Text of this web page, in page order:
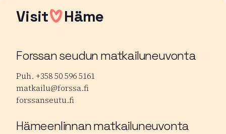
Visit Häme
Forssan seudun matkailuneuvonta
Puh. +358 50 596 5161
matkailu@forssa.fi
forssanseutu.fi
Hämeenlinnan matkailuneuvonta